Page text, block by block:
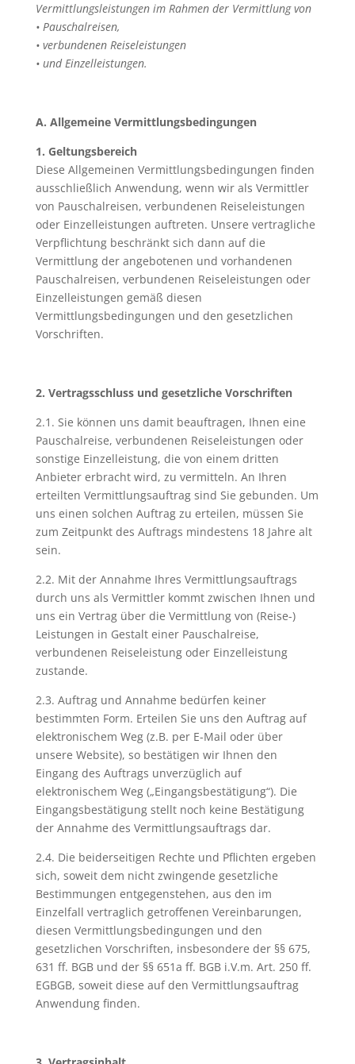
Vermittlungsleistungen im Rahmen der Vermittlung von
• Pauschalreisen,
• verbundenen Reiseleistungen
• und Einzelleistungen.
A. Allgemeine Vermittlungsbedingungen
1. Geltungsbereich
Diese Allgemeinen Vermittlungsbedingungen finden
ausschließlich Anwendung, wenn wir als Vermittler
von Pauschalreisen, verbundenen Reiseleistungen
oder Einzelleistungen auftreten. Unsere vertragliche
Verpflichtung beschränkt sich dann auf die
Vermittlung der angebotenen und vorhandenen
Pauschalreisen, verbundenen Reiseleistungen oder
Einzelleistungen gemäß diesen
Vermittlungsbedingungen und den gesetzlichen
Vorschriften.
2. Vertragsschluss und gesetzliche Vorschriften
2.1. Sie können uns damit beauftragen, Ihnen eine
Pauschalreise, verbundenen Reiseleistungen oder
sonstige Einzelleistung, die von einem dritten
Anbieter erbracht wird, zu vermitteln. An Ihren
erteilten Vermittlungsauftrag sind Sie gebunden. Um
uns einen solchen Auftrag zu erteilen, müssen Sie
zum Zeitpunkt des Auftrags mindestens 18 Jahre alt
sein.
2.2. Mit der Annahme Ihres Vermittlungsauftrags
durch uns als Vermittler kommt zwischen Ihnen und
uns ein Vertrag über die Vermittlung von (Reise-)
Leistungen in Gestalt einer Pauschalreise,
verbundenen Reiseleistung oder Einzelleistung
zustande.
2.3. Auftrag und Annahme bedürfen keiner
bestimmten Form. Erteilen Sie uns den Auftrag auf
elektronischem Weg (z.B. per E-Mail oder über
unsere Website), so bestätigen wir Ihnen den
Eingang des Auftrags unverzüglich auf
elektronischem Weg („Eingangsbestätigung“). Die
Eingangsbestätigung stellt noch keine Bestätigung
der Annahme des Vermittlungsauftrags dar.
2.4. Die beiderseitigen Rechte und Pflichten ergeben
sich, soweit dem nicht zwingende gesetzliche
Bestimmungen entgegenstehen, aus den im
Einzelfall vertraglich getroffenen Vereinbarungen,
diesen Vermittlungsbedingungen und den
gesetzlichen Vorschriften, insbesondere der §§ 675,
631 ff. BGB und der §§ 651a ff. BGB i.V.m. Art. 250 ff.
EGBGB, soweit diese auf den Vermittlungsauftrag
Anwendung finden.